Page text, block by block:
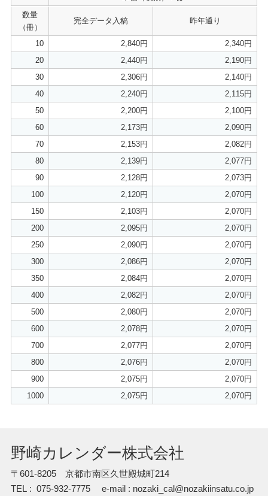
数量
（冊）
完全データ入稿 昨年通り
10 2,840円
2,340円
20
2,440円
2,190円
30
2,306円
2,140円
40
2,240円
2,115円
50
2,200円
2,100円
60
2,173円
2,090円
70
2,153円
2,082円
80
2,139円
2,077円
90
2,128円
2,073円
100
2,120円
2,070円
150
2,103円
2,070円
200
2,095円
2,070円
250
2,090円
2,070円
300
2,086円
2,070円
350
2,084円
2,070円
400
2,082円
2,070円
500
2,080円
2,070円
600
2,078円
2,070円
700
2,077円
2,070円
800
2,076円
2,070円
900
2,075円
2,070円
1000
2,075円 2,070円
野崎カレンダー株式会社
〒601-8205 京都市南区久世殿城町214
TEL : 075-932-7775
e-mail : nozaki_cal@nozakiinsatu.co.jp